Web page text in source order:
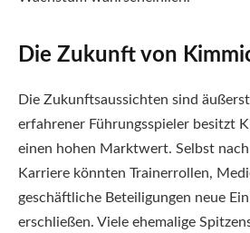
Die Zukunft von
Die Zukunftsaussichten sind
erfahrener Führungsspieler besitzt
einen hohen Marktwert. Selbst
Karriere könnten Trainerrollen,
geschäftliche Beteiligungen neue
erschließen. Viele ehemalige